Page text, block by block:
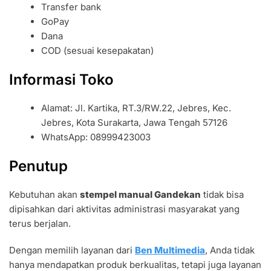
Transfer bank
GoPay
Dana
COD (sesuai kesepakatan)
Informasi Toko
Alamat: Jl. Kartika, RT.3/RW.22, Jebres, Kec.
Jebres, Kota Surakarta, Jawa Tengah 57126
WhatsApp: 08999423003
Penutup
Kebutuhan akan stempel manual Gandekan tidak bisa
dipisahkan dari aktivitas administrasi masyarakat yang
terus berjalan.
Dengan memilih layanan dari Ben Multimedia, Anda tidak
hanya mendapatkan produk berkualitas, tetapi juga layanan